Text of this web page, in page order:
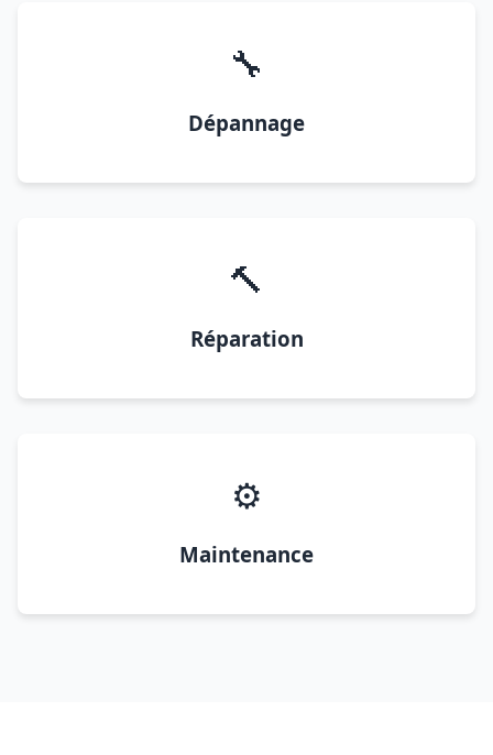
🔧
Dépannage
🔨
Réparation
⚙️
Maintenance